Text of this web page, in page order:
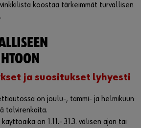
koostaa tärkeimmät turvallisen
ja suositukset lyhyesti
on joulu-, tammi- ja helmikuun
talvirenkaita.
on 1.11.- 31.3. välisen ajan tai